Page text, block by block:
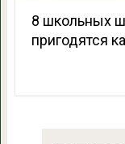
8 школьных
пригодятся